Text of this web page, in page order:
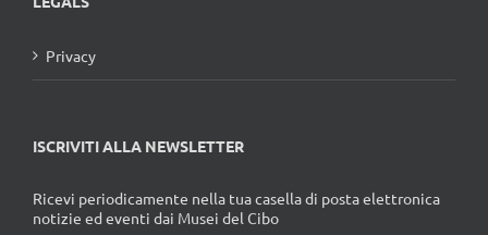
Privacy
ISCRIVITI ALLA NEWSLETTER
Ricevi periodicamente nella tua casella di posta elettronica
notizie ed eventi dai Musei del Cibo